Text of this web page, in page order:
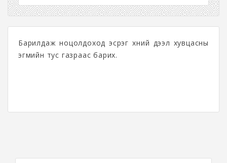
Барилдаж ноцолдоход эсрэг хүний дээл хувцасны
эгмийн тус газраас барих.